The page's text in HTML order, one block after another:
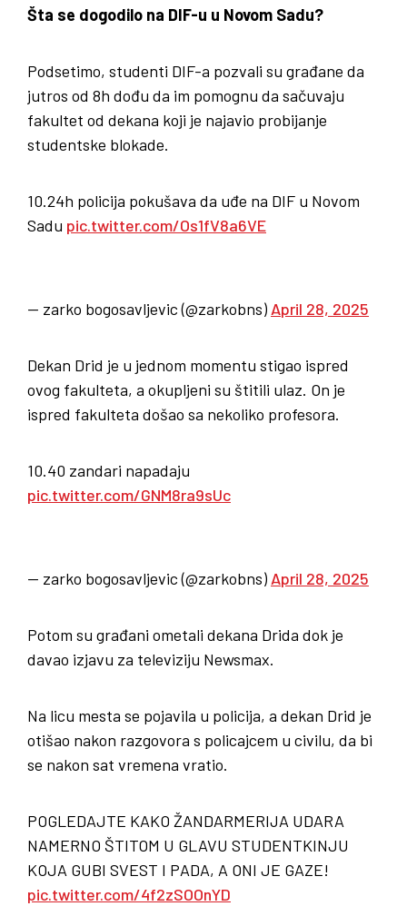
Šta se dogodilo na DIF-u u Novom Sadu?
Podsetimo, studenti DIF-a pozvali su građane da
jutros od 8h dođu da im pomognu da sačuvaju
fakultet od dekana koji je najavio probijanje
studentske blokade.
10.24h policija pokušava da uđe na DIF u Novom
Sadu pic.twitter.com/Os1fV8a6VE
— zarko bogosavljevic (@zarkobns) April 28, 2025
Dekan Drid je u jednom momentu stigao ispred
ovog fakulteta, a okupljeni su štitili ulaz. On je
ispred fakulteta došao sa nekoliko profesora.
10.40 zandari napadaju
pic.twitter.com/GNM8ra9sUc
— zarko bogosavljevic (@zarkobns) April 28, 2025
Potom su građani ometali dekana Drida dok je
davao izjavu za televiziju Newsmax.
Na licu mesta se pojavila u policija, a dekan Drid je
otišao nakon razgovora s policajcem u civilu, da bi
se nakon sat vremena vratio.
POGLEDAJTE KAKO ŽANDARMERIJA UDARA
NAMERNO ŠTITOM U GLAVU STUDENTKINJU
KOJA GUBI SVEST I PADA, A ONI JE GAZE!
pic.twitter.com/4f2zSOOnYD